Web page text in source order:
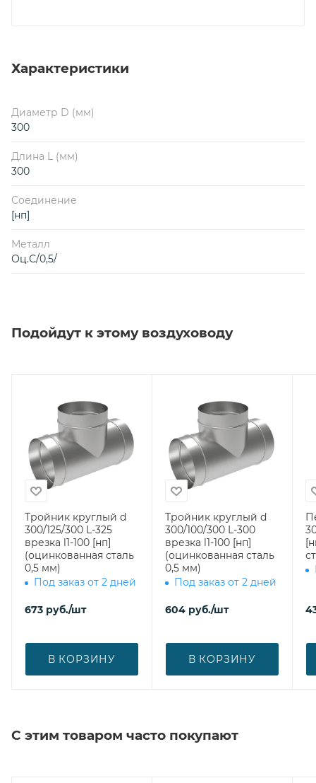
Характеристики
Диаметр D (мм)
300
Длина L (мм)
300
Соединение
[нп]
Металл
Оц.С/0,5/
Подойдут к этому воздуховоду
Тройник круглый d
300/125/300 L-325
врезка l1-100 [нп]
(оцинкованная сталь
0,5 мм)
Под заказ от 2 дней
673 руб./шт
В КОРЗИНУ
Тройник круглый d
300/100/300 L-300
врезка l1-100 [нп]
(оцинкованная сталь
0,5 мм)
Под заказ от 2 дней
604 руб./шт
В КОРЗИНУ
С этим товаром часто покупают